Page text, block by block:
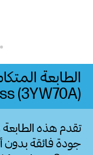
تقدم هذه الطابعة
جودة فائقة بدون
(3YW70A)